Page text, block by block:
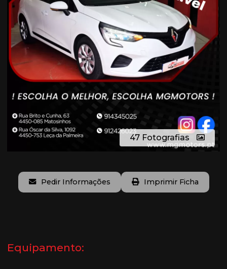
47 Fotografias
Pedir Informações Imprimir Ficha
Equipamento: